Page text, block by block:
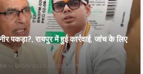
पकड़ा?, रायपुर में हुई कार्रवाई, जांच के लिए
8/06/2026 10:09:00 PM